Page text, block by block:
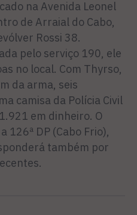
na Avenida Leonel
de Arraial do Cabo,
Rossi 38.
pelo serviço 190, ele
no local. Com Thyrso,
da arma, seis
camisa da Polícia Civil
em dinheiro. O
126ª DP (Cabo Frio),
também por